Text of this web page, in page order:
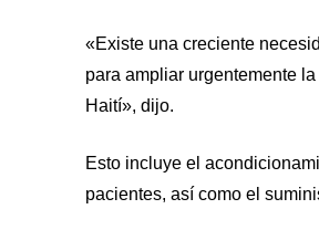
«Existe una creciente
para ampliar urgentemente
Haití», dijo.
Esto incluye el
pacientes, así como el